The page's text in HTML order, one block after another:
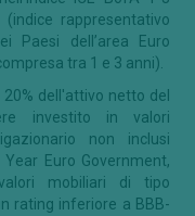
rappresentativo
Paesi dell’area Euro
tra 1 e 3 anni).
dell'attivo netto del
investito in valori
non inclusi
Euro Government,
mobiliari di tipo
rating inferiore a BBB-